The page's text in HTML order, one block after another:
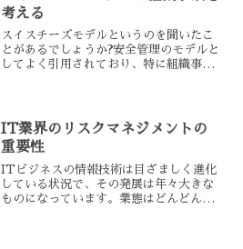
考える
スイスチーズモデルというのを聞いたこ
とがあるでしょうか?安全管理のモデルと
してよく引用されており、特に組織事故
回は、こうした考え方に...
IT業界のリスクマネジメントの
重要性
ITビジネスの情報技術は目ざましく進化
している状況で、その発展は年々大きな
ものになっています。業態はどんどん複